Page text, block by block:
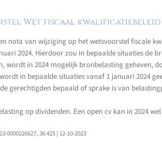
Wet fiscaal
nota van wijziging op het wetsvoorstel
2024. Hierdoor zou in bepaalde situaties de
wordt in 2024 mogelijk bronbelasting
in bepaalde situaties vanaf 1 januari 2024
gerechtigden bepaald of sprake is van
op dividenden. Een open cv kan in 2024
36 425 | 12-10-2023